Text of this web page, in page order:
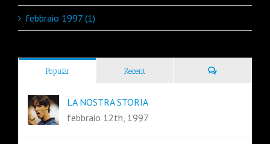
febbraio 1997 (1)
Popular Recent
LA NOSTRA STORIA
febbraio 12th, 1997